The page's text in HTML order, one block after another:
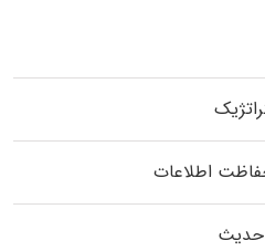
اطلاعات
حدیث